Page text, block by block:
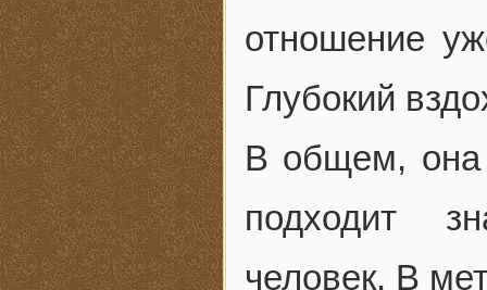
отношение
Глубокий
В общем, она
подходит
человек. В